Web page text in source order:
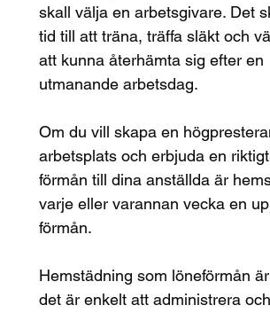
skall välja en arbetsgivare. Det
tid till att träna, träffa släkt och
att kunna återhämta sig efter en
utmanande arbetsdag.
Om du vill skapa en
arbetsplats och erbjuda en
förmån till dina anställda är
varje eller varannan vecka en
förmån.
Hemstädning som löneförmån
det är enkelt att administrera